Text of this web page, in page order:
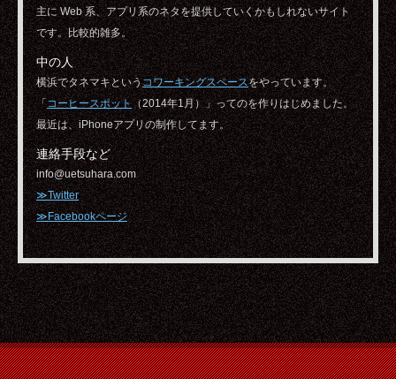
主に Web 系、アプリ系のネタを提供していくかもしれないサイト
です。比較的雑多。
中の人
横浜でタネマキというコワーキングスペースをやっています。
「コーヒースポット（2014年1月）」ってのを作りはじめました。
最近は、iPhoneアプリの制作してます。
連絡手段など
info@uetsuhara.com
≫Twitter
≫Facebookページ